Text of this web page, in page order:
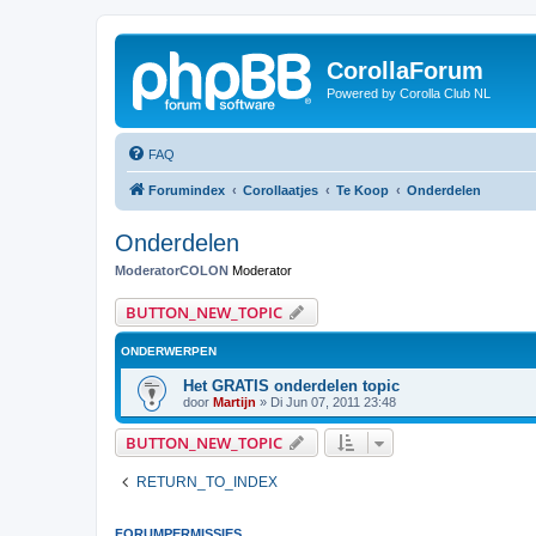
CorollaForum
Powered by Corolla Club NL
FAQ
Forumindex Corollaatjes Te Koop Onderdelen
Onderdelen
ModeratorCOLON Moderator
BUTTON_NEW_TOPIC
ONDERWERPEN
Het GRATIS onderdelen topic
door Martijn » Di Jun 07, 2011 23:48
BUTTON_NEW_TOPIC
RETURN_TO_INDEX